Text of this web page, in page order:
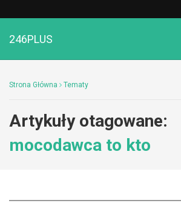
246PLUS
Strona Główna Tematy
Artykuły otagowane:
mocodawca to kto